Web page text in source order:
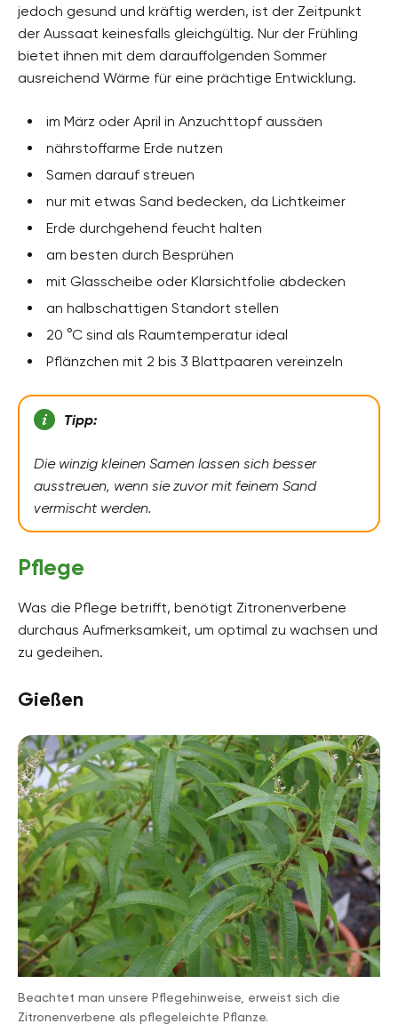
jedoch gesund und kräftig werden, ist der Zeitpunkt
der Aussaat keinesfalls gleichgültig. Nur der Frühling
bietet ihnen mit dem darauffolgenden Sommer
ausreichend Wärme für eine prächtige Entwicklung.
im März oder April in Anzuchttopf aussäen
nährstoffarme Erde nutzen
Samen darauf streuen
nur mit etwas Sand bedecken, da Lichtkeimer
Erde durchgehend feucht halten
am besten durch Besprühen
mit Glasscheibe oder Klarsichtfolie abdecken
an halbschattigen Standort stellen
20 °C sind als Raumtemperatur ideal
Pflänzchen mit 2 bis 3 Blattpaaren vereinzeln
Tipp:
Die winzig kleinen Samen lassen sich besser
ausstreuen, wenn sie zuvor mit feinem Sand
vermischt werden.
Pflege
Was die Pflege betrifft, benötigt Zitronenverbene
durchaus Aufmerksamkeit, um optimal zu wachsen und
zu gedeihen.
Gießen
Beachtet man unsere Pflegehinweise, erweist sich die
Zitronenverbene als pflegeleichte Pflanze.